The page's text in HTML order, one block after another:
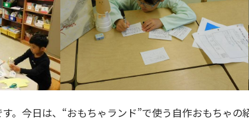
。今日は、“おもちゃランド”で使う自作おもちゃ